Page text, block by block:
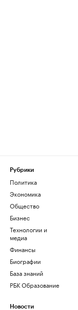
Рубрики
Политика
Экономика
Общество
Бизнес
Технологии и
медиа
Финансы
Биографии
База знаний
РБК Образование
Новости